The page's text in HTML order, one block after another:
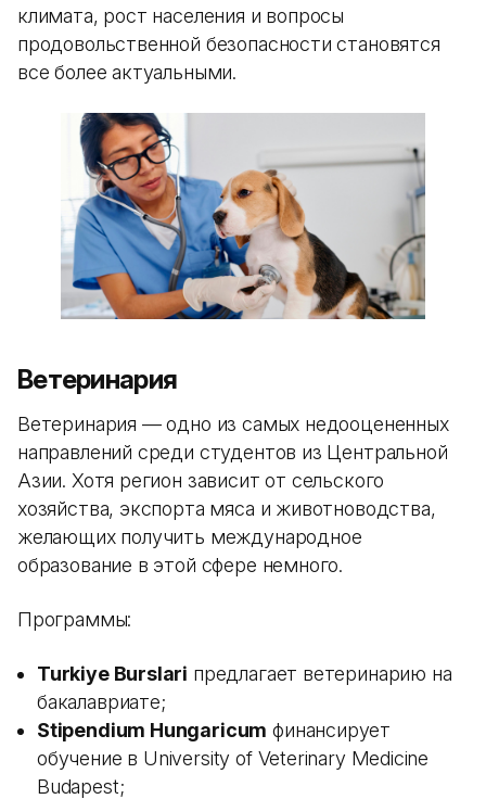
климата, рост населения и вопросы
продовольственной безопасности становятся
все более актуальными.
Ветеринария
Ветеринария — одно из самых недооцененных
направлений среди студентов из Центральной
Азии. Хотя регион зависит от сельского
хозяйства, экспорта мяса и животноводства,
желающих получить международное
образование в этой сфере немного.
Программы:
Turkiye Burslari предлагает ветеринарию на
бакалавриате;
Stipendium Hungaricum финансирует
обучение в University of Veterinary Medicine
Budapest;